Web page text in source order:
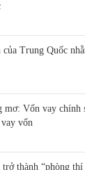
của Trung Quốc
mơ: Vốn vay chính
vốn
thành “phòng thí